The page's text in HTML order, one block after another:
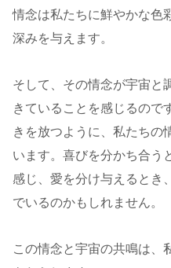
情念は私たちに鮮やかな色
深みを与えます。
そして、その情念が宇宙と
きていることを感じるので
きを放つように、私たちの
います。喜びを分かち合う
感じ、愛を分け与えるとき
でいるのかもしれません。
この情念と宇宙の共鳴は、